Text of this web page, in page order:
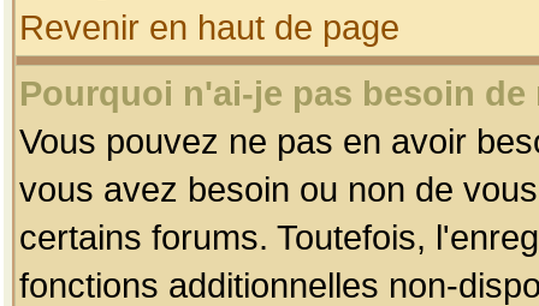
Revenir en haut de page
Pourquoi n'ai-je pas besoin
Vous pouvez ne pas en avoir
vous avez besoin ou non de
certains forums. Toutefois,
fonctions additionnelles non-